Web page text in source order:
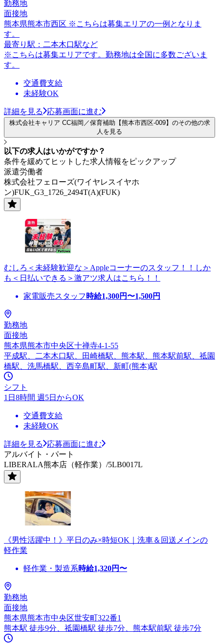
勤務地
面接地
熊本県熊本市西区 ※こちらは募集エリアの一例となりま
す。
最寄り駅：二本木口駅など
※こちらは募集エリアです。勤務地は全国に多数ございま
す。
交通費支給
未経験OK
詳細を見る 応募画面に進む
株式会社キャリア CC福岡／保育補助【熊本市西区-009】のその他の求
人を見る
以下の求人はいかがですか？
条件を緩めてヒットした求人情報をピックアップ
派遣労働者
株式会社フェローズ(ワイヤレスイヤホ
ン)FUK_G3_1726_2494T(A)(FUK)
むしろ＜未経験歓迎な＞Appleコーナーのスタッフ！！しか
も＜日払いできる＞激アツ求人はこちら！！
家電販売スタッフ 時給1,300円〜1,500円
勤務地
面接地
熊本県熊本市中央区十禅寺4-1-55
平成駅、二本木口駅、田崎橋駅、熊本駅、熊本駅前駅、祗園
橋駅、洗馬橋駅、西辛島町駅、新町(熊本)駅
シフト
1日8時間 週5日からOK
交通費支給
未経験OK
詳細を見る
応募画面に進む
アルバイト・パート
LIBERALA熊本店（軽作業）/5LB0017L
《男性活躍中！》平日のみ×時短OK｜洗車＆回送メインの
軽作業
軽作業・製造系時給1,320円〜
勤務地
面接地
熊本県熊本市中央区世安町322番1
熊本駅 徒歩9分、祗園橋駅 徒歩7分、熊本駅前駅 徒歩7分